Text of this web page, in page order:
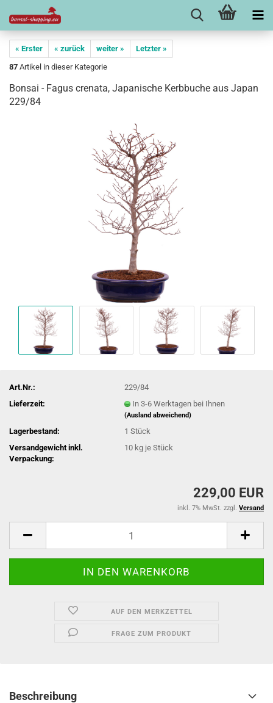
« Erster « zurück weiter »
Letzter »
87 Artikel in dieser Kategorie
Bonsai - Fagus crenata, Japanische Kerbbuche aus Japan
229/84
Art.Nr.:
229/84
Lieferzeit:
In 3-6 Werktagen bei Ihnen
(Ausland abweichend)
Lagerbestand: 1Stück
Versandgewicht inkl.
Verpackung:
10 kg je Stück
229,00 EUR
inkl. 7% MwSt. zzgl. Versand
AUF DEN MERKZETTEL
FRAGE ZUM PRODUKT
Beschreibung